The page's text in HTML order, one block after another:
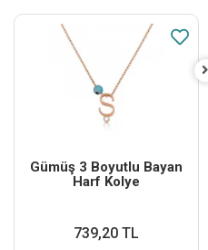
Gümüş 3 Boyutlu Bayan
Harf Kolye
739,20 TL